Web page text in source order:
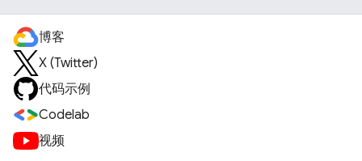
博客
X (Twitter)
代码示例
Codelab
视频